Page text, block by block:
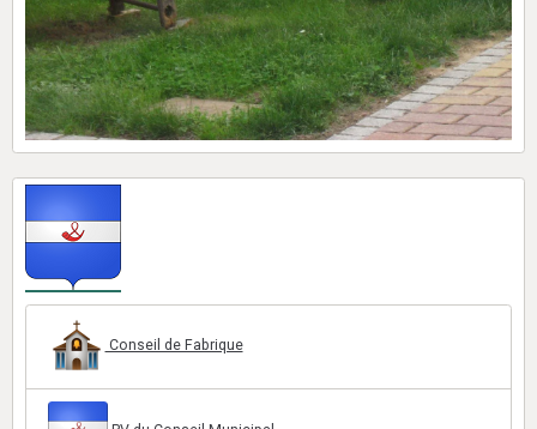
Conseil de Fabrique